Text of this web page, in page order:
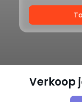
Verkoop